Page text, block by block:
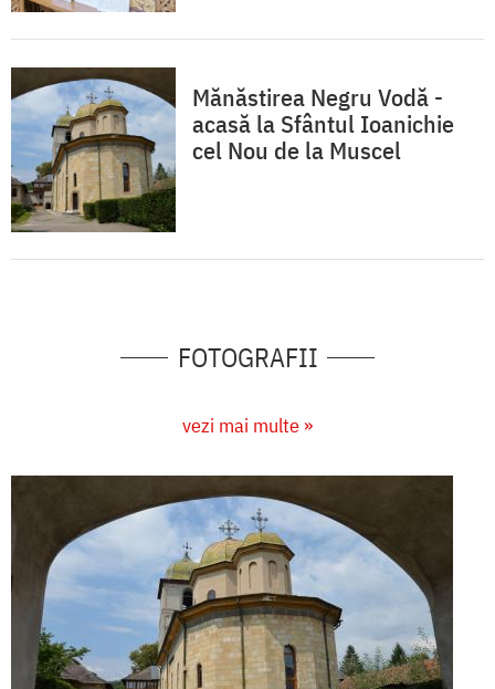
Mănăstirea Negru Vodă -
acasă la Sfântul Ioanichie
cel Nou de la Muscel
FOTOGRAFII
vezi mai multe »